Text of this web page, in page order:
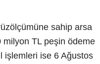
sahip arsa
milyon TL peşin ödeme
işlemleri ise 6 Ağustos